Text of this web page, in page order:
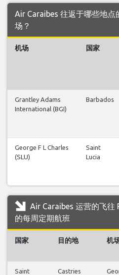
Air Caraibes 往返于哪些地
场？
机场 国家
Grantley Adams
International (BGI)
Barbados
George F L Charles
(SLU)
Saint
Lucia
Air Caraibes 运营的飞
的每周定期航班
国家 目的地 机
Saint
Castries